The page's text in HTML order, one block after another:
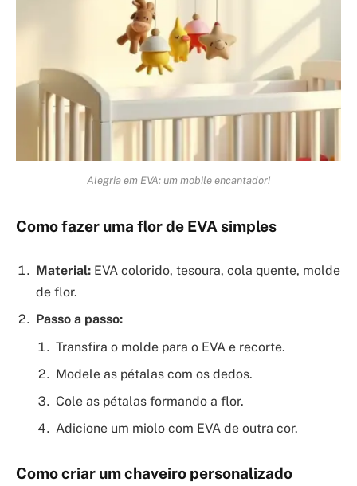
Alegria em EVA: um mobile encantador!
Como fazer uma flor de EVA simples
Material: EVA colorido, tesoura, cola quente, molde
de flor.
Passo a passo:
Transfira o molde para o EVA e recorte.
Modele as pétalas com os dedos.
Cole as pétalas formando a flor.
Adicione um miolo com EVA de outra cor.
Como criar um chaveiro personalizado